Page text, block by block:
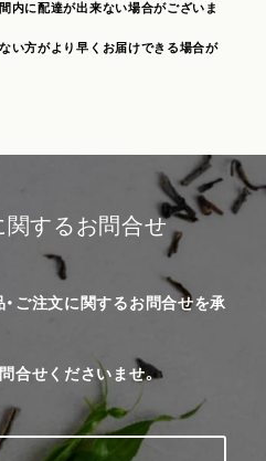
内に配達が出来ない場合がございま
い方がより早くお届けできる場合が
関するお問合せ
ご注文に関するお問合せを承
合せくださいませ。